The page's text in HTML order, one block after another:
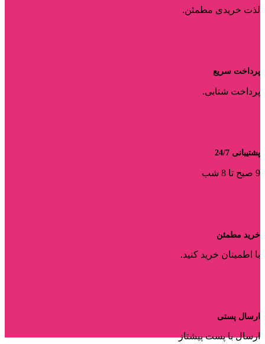
لذت خریدی مطمئن.
پرداخت سریع
پرداخت شتابی.
پشتیبانی 24/7
9 صبح تا 8 شب
خرید مطمئن
با اطمینان خرید کنید.
ارسال پستی
ارسال با پست پیشتاز